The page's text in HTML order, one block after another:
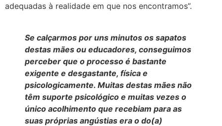
adequadas à realidade em que nos encontramos”.
Se calçarmos por uns minutos os sapatos
destas mães ou educadores, conseguimos
perceber que o processo é bastante
exigente e desgastante, física e
psicologicamente. Muitas destas mães não
têm suporte psicológico e muitas vezes o
único acolhimento que recebiam para as
suas próprias angústias era o do(a)